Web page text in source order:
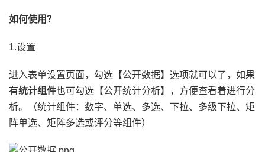
如何使用？
1.设置
进入表单设置页面，勾选【公开数据】选项就可以了，如果
有统计组件也可勾选【公开统计分析】，方便查看着进行分
析。（统计组件：数字、单选、多选、下拉、多级下拉、矩
阵单选、矩阵多选或评分等组件）